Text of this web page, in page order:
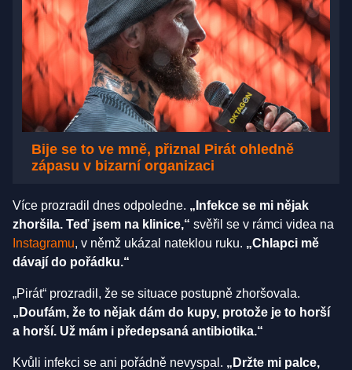
Bije se to ve mně, přiznal Pirát ohledně
zápasu v bizarní organizaci
Více prozradil dnes odpoledne. „Infekce se mi nějak
zhoršila. Teď jsem na klinice,“ svěřil se v rámci videa na
Instagramu, v němž ukázal nateklou ruku. „Chlapci mě
dávají do pořádku.“
„Pirát“ prozradil, že se situace postupně zhoršovala.
„Doufám, že to nějak dám do kupy, protože je to horší
a horší. Už mám i předepsaná antibiotika.“
Kvůli infekci se ani pořádně nevyspal. „Držte mi palce,